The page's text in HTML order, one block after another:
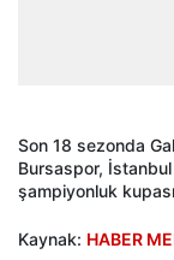
Son 18 sezonda
Bursaspor,
şampiyonluk
Kaynak: HABER